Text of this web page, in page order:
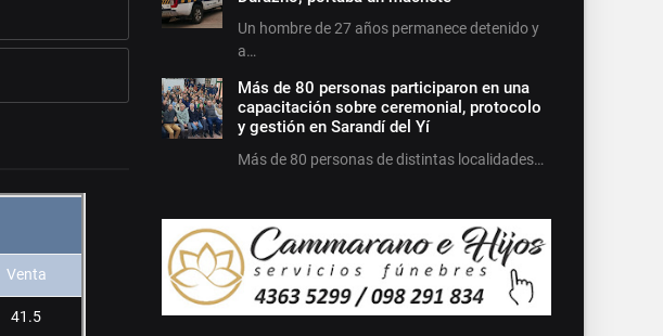
Venta
41.5
Un hombre de 27 años permanece detenido y
a…
Más de 80 personas participaron en una
capacitación sobre ceremonial, protocolo
y gestión en Sarandí del Yí
Más de 80 personas de distintas localidades…